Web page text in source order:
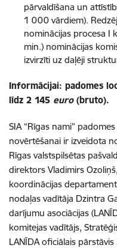
pārvaldīšana un
1 000 vārdiem).
nominācijas procesa I
min.) nominācijas
izvirzīti uz daļēji
Informācijai: padomes
līdz 2 145 euro(bruto).
SIA “Rīgas nami”
novērtēšanai ir izveidota
Rīgas valstspilsētas
direktors Vladimirs
koordinācijas
nodaļas vadītāja Dzintra
darījumu asociācijas
komitejas vadītājs,
LANĪDA oficiālais pārstāvis